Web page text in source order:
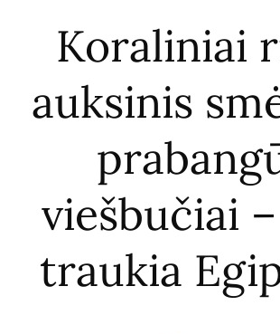
Koraliniai
auksinis
viešbučiai
traukia